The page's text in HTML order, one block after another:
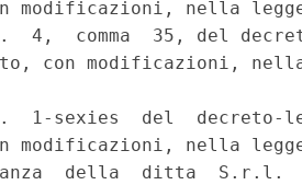
modificazioni, nella
4,  comma  35, del
con modificazioni, nella
1-sexies  del  decreto-
modificazioni, nella
della  ditta  S.r.l.